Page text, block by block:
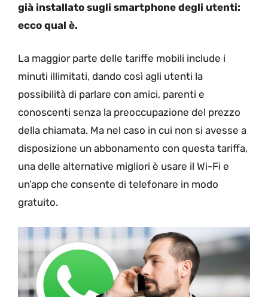
già installato sugli smartphone degli utenti:
ecco qual è.
La maggior parte delle tariffe mobili include i
minuti illimitati, dando così agli utenti la
possibilità di parlare con amici, parenti e
conoscenti senza la preoccupazione del prezzo
della chiamata. Ma nel caso in cui non si avesse a
disposizione un abbonamento con questa tariffa,
una delle alternative migliori è usare il Wi-Fi e
un’app che consente di telefonare in modo
gratuito.